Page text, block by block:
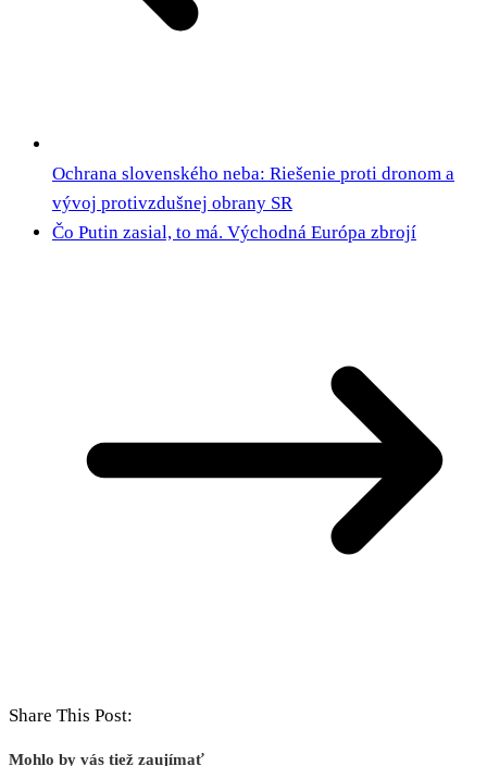
Ochrana slovenského neba: Riešenie proti dronom a
vývoj protivzdušnej obrany SR
Čo Putin zasial, to má. Východná Európa zbrojí
Share This Post:
Mohlo by vás tiež zaujímať